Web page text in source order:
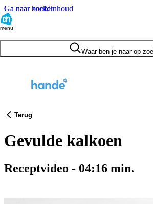
Ga naar hoofdinhoud
Ga naar zoeken
menu
Waar ben je naar op
Terug
Gevulde kalkoen
Receptvideo - 04:16 min.